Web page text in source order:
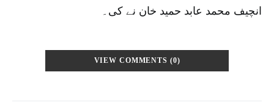
انچیف محمد عابد حمید خان نے کی۔
VIEW COMMENTS (0)